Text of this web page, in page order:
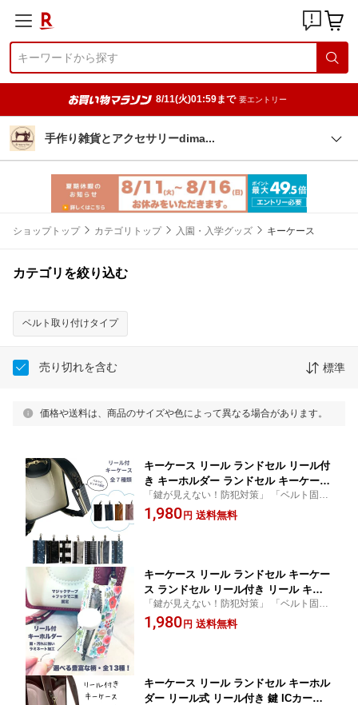
8/11(火)01:59まで 要エントリー
手作り雑貨とアクセサリーdima
ショップトップ カテゴリトップ 入園・入学グッズ キーケース
カテゴリを絞り込む
ベルト取り付けタイプ
売り切れを含む 標準
価格や送料は、商品のサイズや色によって異なる場合があります。
キーケース リール ランドセル リール付
き キーホルダー ランドセル キーケース
ランドセル 鍵 ケース 伸びる 男の子 女
の子 通学用 リール かぎ収納 ケース 小
「鍵が見えない！防犯対策」 「ベルト固定
でブラブラしない・落ちにくいので鍵の紛
失にも安心」 「雨・汚れに強いラミネート
1,980 円 送料無料
キーケース リール ランドセル キーケー
ス ランドセル リール付き リール キー
ケース リール 小学生 キーホルダー ラ
ンドセル 鍵 ケース 伸びる 女の子 通学
「鍵が見えない！防犯対策」 「ベルト固定
でブラブラしない・落ちにくいので鍵の紛
失にも安心」 「雨・汚れに強いラミネート
1,980 円 送料無料
キーケース リール ランドセル キーホル
ダー リール式 リール付き 鍵 ICカード